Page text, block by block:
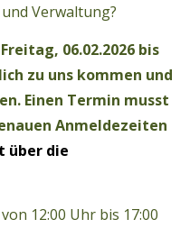
Verwaltung?
06.02.2026 bis
zu uns kommen und
Einen Termin musst
Anmeldezeiten
über die
12:00 Uhr bis 17:00